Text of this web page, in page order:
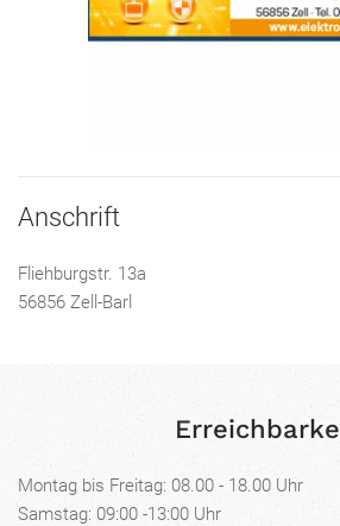
Anschrift
Fliehburgstr. 13a
56856 Zell-Barl
Montag bis Freitag: 08.00 - 18.00 Uhr
Samstag: 09:00 -13:00 Uhr